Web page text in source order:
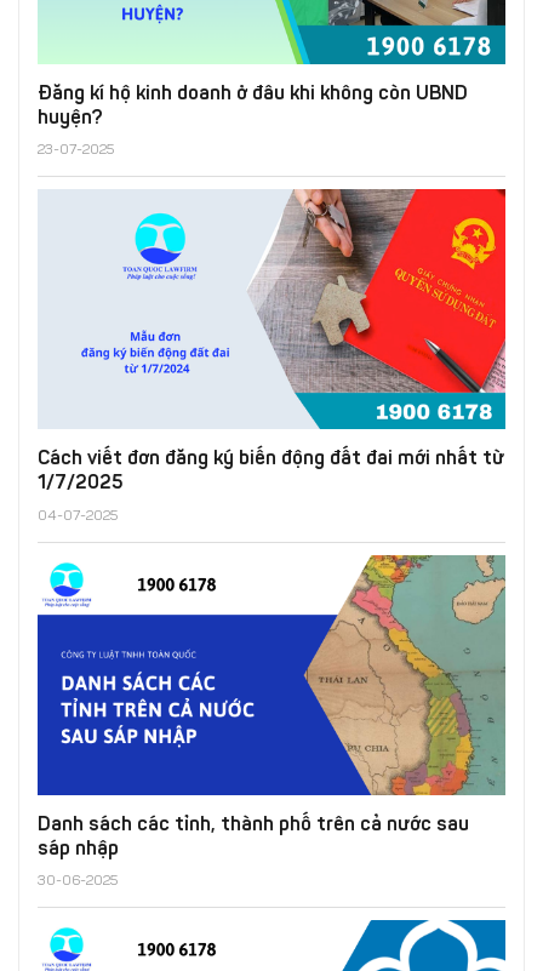
Đăng kí hộ kinh doanh ở đâu khi không còn UBND
huyện?
23-07-2025
Cách viết đơn đăng ký biến động đất đai mới nhất từ
1/7/2025
04-07-2025
Danh sách các tỉnh, thành phố trên cả nước sau
sáp nhập
30-06-2025